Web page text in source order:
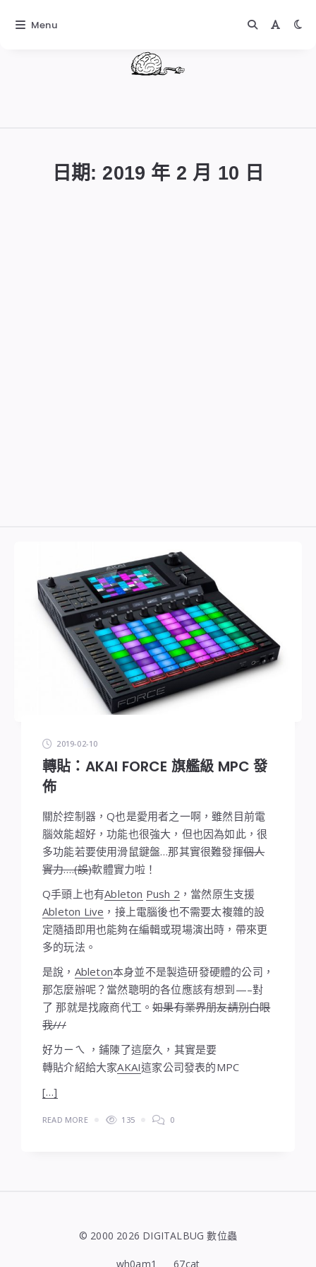
日期: 2019 年 2 月 10 日
2019-02-10
轉貼：AKAI FORCE 旗艦級 MPC 發
佈
關於控制器，Q也是愛用者之一啊，雖然目前電
腦效能超好，功能也很強大，但也因為如此，很
多功能若要使用滑鼠鍵盤…那其實很難發揮個人
實力….(誤)軟體實力啦！
Q手頭上也有Ableton Push 2 ，當然原生支援
Ableton Live ，接上電腦後也不需要太複雜的設
定隨插即用也能夠在編輯或現場演出時，帶來更
多的玩法。
是說， Ableton本身並不是製造研發硬體的公司，
那怎麼辦呢？當然聰明的各位應該有想到—–對
了 那就是找廠商代工。如果有業界朋友請別白眼
我///
好ㄌㄧㄟ ，鋪陳了這麼久，其實是要
轉貼介紹給大家AKAI這家公司發表的MPC
[…]
READ MORE 135 0
© 2000 2026 DIGITALBUG 數位蟲
wh0am1 67cat
Menu